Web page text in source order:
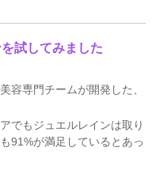
試してみました
容専門チームが開発した、
でもジュエルレインは取り
91%が満足しているとあっ